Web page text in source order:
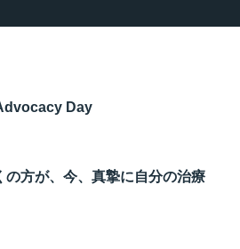
Day
の方が、今、真摯に自分の治療